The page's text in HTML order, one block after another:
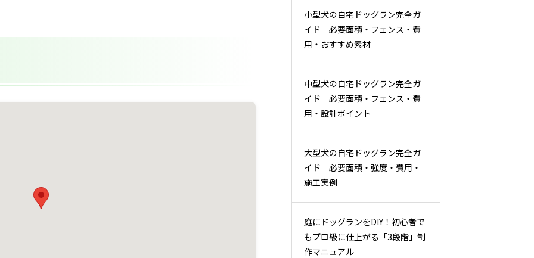
小型犬の自宅ドッグラン完全ガ
イド｜必要面積・フェンス・費
用・おすすめ素材
中型犬の自宅ドッグラン完全ガ
イド｜必要面積・フェンス・費
用・設計ポイント
大型犬の自宅ドッグラン完全ガ
イド｜必要面積・強度・費用・
施工実例
庭にドッグランをDIY！初心者で
もプロ級に仕上がる「3段階」制
作マニュアル